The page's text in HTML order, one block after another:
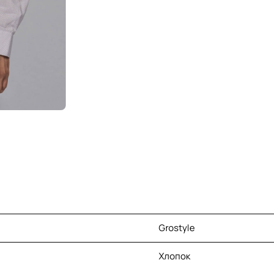
Grostyle
Хлопок